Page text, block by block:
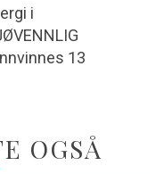
i
13
OGSÅ